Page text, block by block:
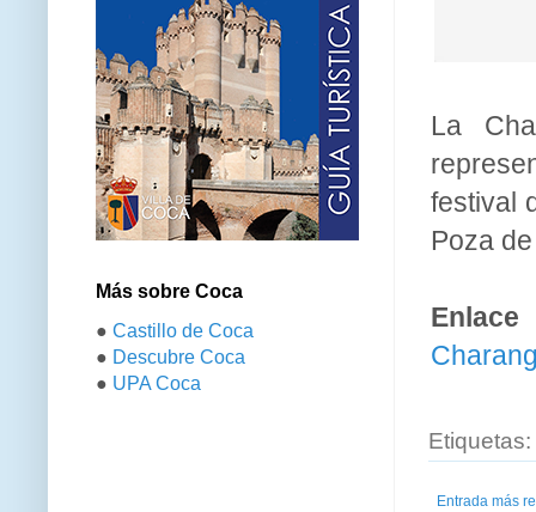
La
festival
Poza
Enlace
Etiquetas:
Entrada más
Más sobre Coca
● Castillo de Coca
● Descubre Coca
● UPA Coca